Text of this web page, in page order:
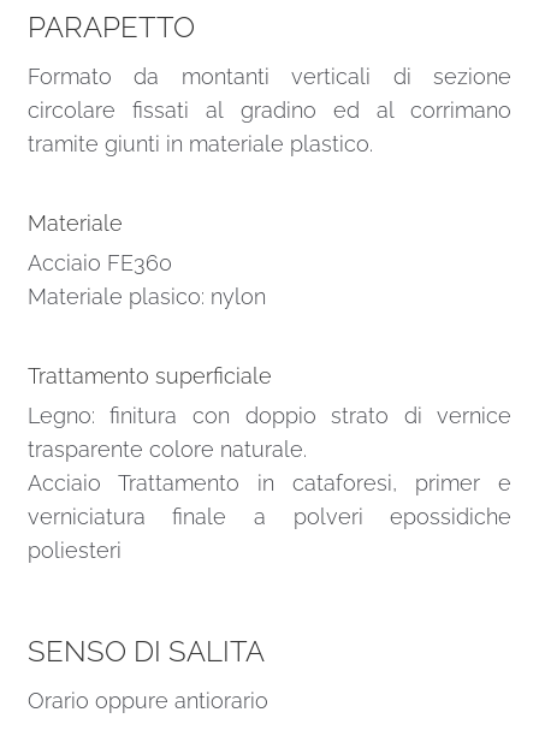
PARAPETTO
Formato da montanti verticali di sezione
circolare fissati al gradino ed al corrimano
tramite giunti in materiale plastico.
Materiale
Acciaio FE360
Materiale plasico: nylon
Trattamento superficiale
Legno: finitura con doppio strato di vernice
trasparente colore naturale.
Acciaio Trattamento in cataforesi, primer e
verniciatura finale a polveri epossidiche
poliesteri
SENSO DI SALITA
Orario oppure antiorario